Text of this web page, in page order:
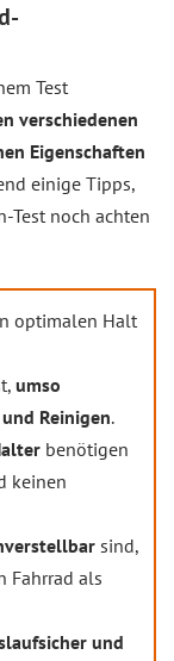
Test
verschiedenen
Eigenschaften
einige Tipps,
Test noch achten
optimalen Halt
umso
Reinigen.
benötigen
keinen
sind,
Fahrrad als
und